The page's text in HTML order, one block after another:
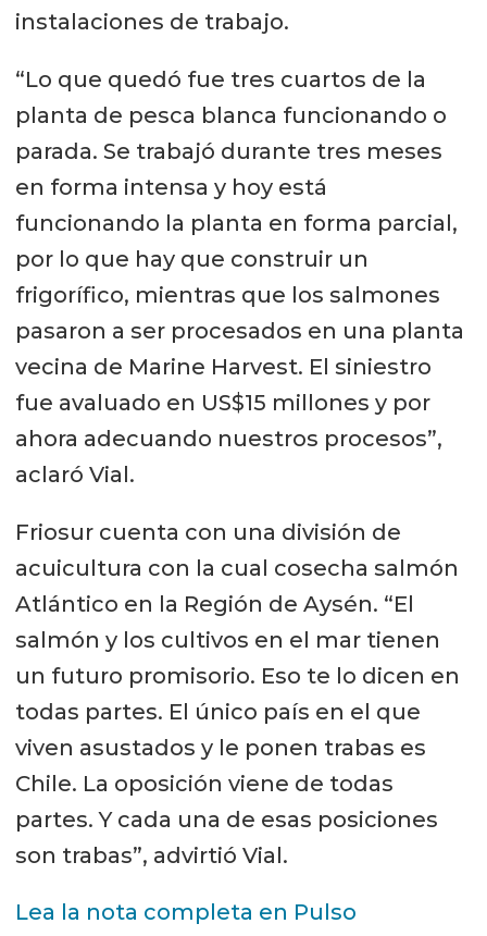
instalaciones de trabajo.
“Lo que quedó fue tres cuartos de la
planta de pesca blanca funcionando o
parada. Se trabajó durante tres meses
en forma intensa y hoy está
funcionando la planta en forma parcial,
por lo que hay que construir un
frigorífico, mientras que los salmones
pasaron a ser procesados en una planta
vecina de Marine Harvest. El siniestro
fue avaluado en US$15 millones y por
ahora adecuando nuestros procesos”,
aclaró Vial.
Friosur cuenta con una división de
acuicultura con la cual cosecha salmón
Atlántico en la Región de Aysén. “El
salmón y los cultivos en el mar tienen
un futuro promisorio. Eso te lo dicen en
todas partes. El único país en el que
viven asustados y le ponen trabas es
Chile. La oposición viene de todas
partes. Y cada una de esas posiciones
son trabas”, advirtió Vial.
Lea la nota completa en Pulso